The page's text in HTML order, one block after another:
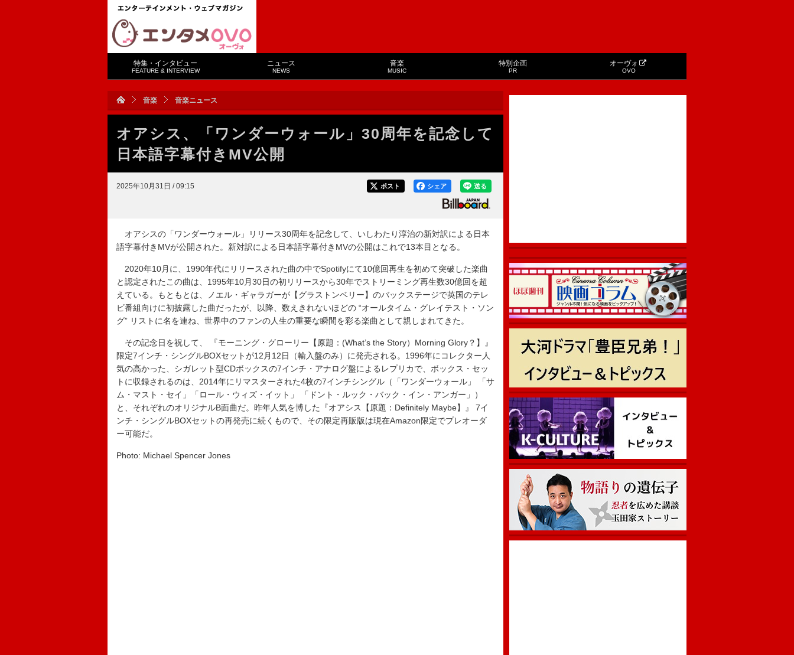
特集・インタビュー
FEATURE & INTERVIEW
ニュース
NEWS
音楽
MUSIC
特別企画
PR
オーヴォ
OVO
音楽 音楽ニュース
オアシス、「ワンダーウォール」30周年を記念して
日本語字幕付きMV公開
2025年10月31日 / 09:15 送る
シェア
ポスト
オアシスの「ワンダーウォール」リリース30周年を記念して、いしわたり淳治の新対訳による日本
語字幕付きMVが公開された。新対訳による日本語字幕付きMVの公開はこれで13本目となる。
2020年10月に、1990年代にリリースされた曲の中でSpotifyにて10億回再生を初めて突破した楽曲
と認定されたこの曲は、1995年10月30日の初リリースから30年でストリーミング再生数30億回を超
えている。もともとは、ノエル・ギャラガーが【グラストンベリー】のバックステージで英国のテレ
ビ番組向けに初披露した曲だったが、以降、数えきれないほどの “オールタイム・グレイテスト・ソン
グ” リストに名を連ね、世界中のファンの人生の重要な瞬間を彩る楽曲として親しまれてきた。
その記念日を祝して、 『モーニング・グローリー【原題：(What’s the Story）Morning Glory？】』
限定7インチ・シングルBOXセットが12月12日（輸入盤のみ）に発売される。1996年にコレクター人
気の高かった、シガレット型CDボックスの7インチ・アナログ盤によるレプリカで、ボックス・セッ
トに収録されるのは、2014年にリマスターされた4枚の7インチシングル（「ワンダーウォール」 「サ
ム・マスト・セイ」「ロール・ウィズ・イット」 「ドント・ルック・バック・イン・アンガー」）
と、それぞれのオリジナルB面曲だ。昨年人気を博した『オアシス【原題：Definitely Maybe】』 7イ
ンチ・シングルBOXセットの再発売に続くもので、その限定再販版は現在Amazon限定でプレオーダ
ー可能だ。
Photo: Michael Spencer Jones